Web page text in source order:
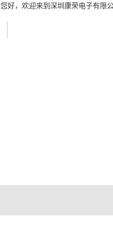
您好，欢迎来到深圳康荣电子有限